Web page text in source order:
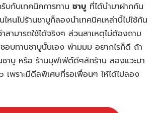
บกับเทคนิคการทาน ชาบู ที่ได้นำมาฝากกัน
หนไปร้านชาบูก็ลองนำเทคนิคเหล่านี้ไปใช้กัน
สามารถใช้ได้จริงๆ ส่วนสาเหตุไม่ต้องถาม
ชอบทานชาบูนั้นเอง พ่ามมม อยากไรก็ดี ถ้า
ชาบู หรือ ร้านบุฟเฟ่ต์ดีๆสักร้าน ลองแวะมา
พราะมีดีลพิเศษที่รอเพื่อนๆ ให้ได้ไปลอง